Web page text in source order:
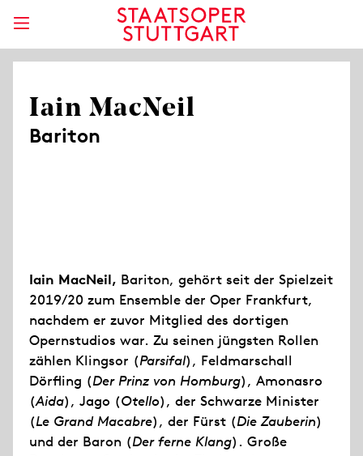
Iain MacNeil
Bariton
Iain MacNeil, Bariton, gehört seit der Spielzeit
2019/20 zum Ensemble der Oper Frankfurt,
nachdem er zuvor Mitglied des dortigen
Opernstudios war. Zu seinen jüngsten Rollen
zählen Klingsor (Parsifal), Feldmarschall
Dörfling (Der Prinz von Homburg), Amonasro
(Aida), Jago (Otello), der Schwarze Minister
(Le Grand Macabre), der Fürst (Die Zauberin)
und der Baron (Der ferne Klang). Große